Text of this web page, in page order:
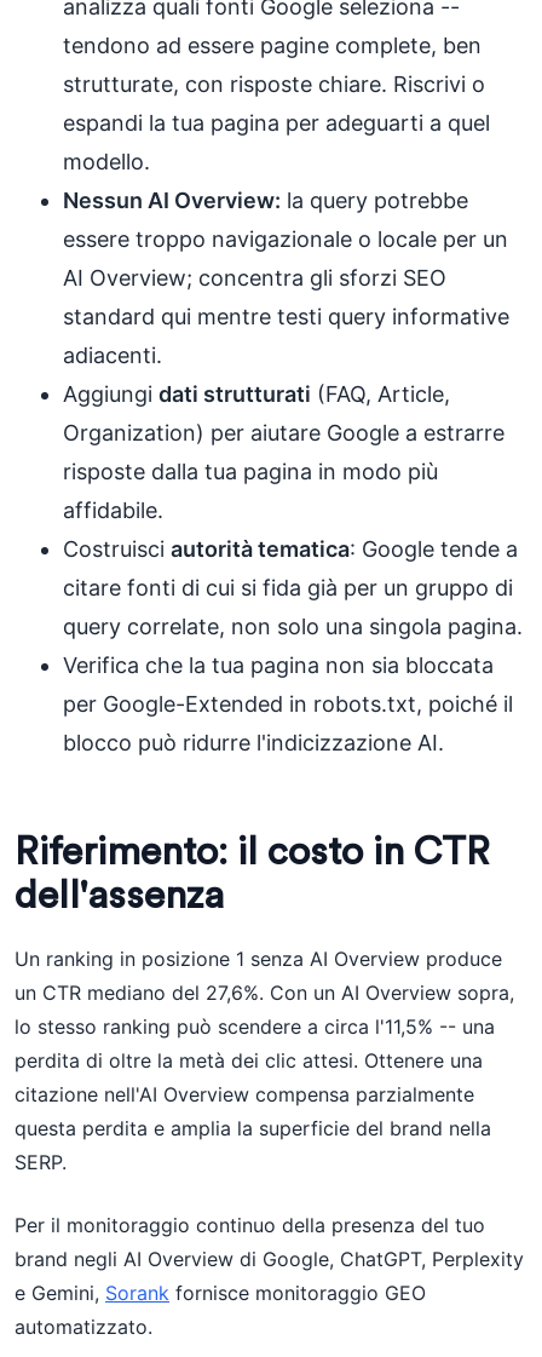
analizza quali fonti Google seleziona --
tendono ad essere pagine complete, ben
strutturate, con risposte chiare. Riscrivi o
espandi la tua pagina per adeguarti a quel
modello.
Nessun AI Overview: la query potrebbe
essere troppo navigazionale o locale per un
AI Overview; concentra gli sforzi SEO
standard qui mentre testi query informative
adiacenti.
Aggiungi dati strutturati (FAQ, Article,
Organization) per aiutare Google a estrarre
risposte dalla tua pagina in modo più
affidabile.
Costruisci autorità tematica: Google tende a
citare fonti di cui si fida già per un gruppo di
query correlate, non solo una singola pagina.
Verifica che la tua pagina non sia bloccata
per Google-Extended in robots.txt, poiché il
blocco può ridurre l'indicizzazione AI.
Riferimento: il costo in CTR
dell'assenza
Un ranking in posizione 1 senza AI Overview produce
un CTR mediano del 27,6%. Con un AI Overview sopra,
lo stesso ranking può scendere a circa l'11,5% -- una
perdita di oltre la metà dei clic attesi. Ottenere una
citazione nell'AI Overview compensa parzialmente
questa perdita e amplia la superficie del brand nella
SERP.
Per il monitoraggio continuo della presenza del tuo
brand negli AI Overview di Google, ChatGPT, Perplexity
e Gemini, Sorank fornisce monitoraggio GEO
automatizzato.